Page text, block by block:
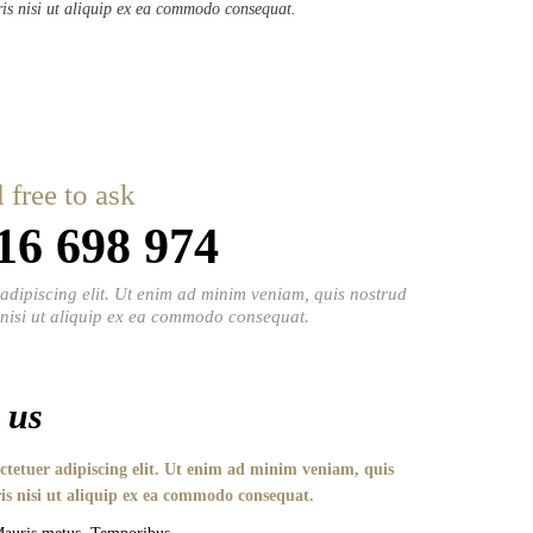
nisi ut aliquip ex ea commodo consequat.
free to ask
698 974
elit. Ut enim ad minim veniam, quis nostrud
ut aliquip ex ea commodo consequat.
adipiscing elit. Ut enim ad minim veniam, quis
nisi ut aliquip ex ea commodo consequat.